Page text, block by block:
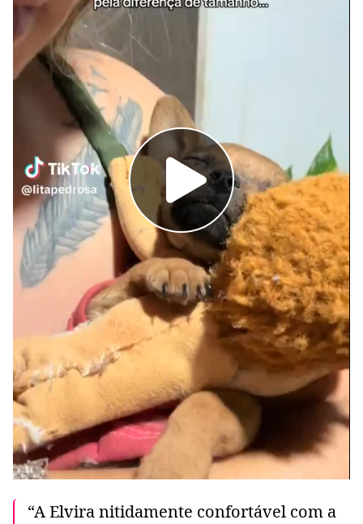
“A Elvira nitidamente confortável com a